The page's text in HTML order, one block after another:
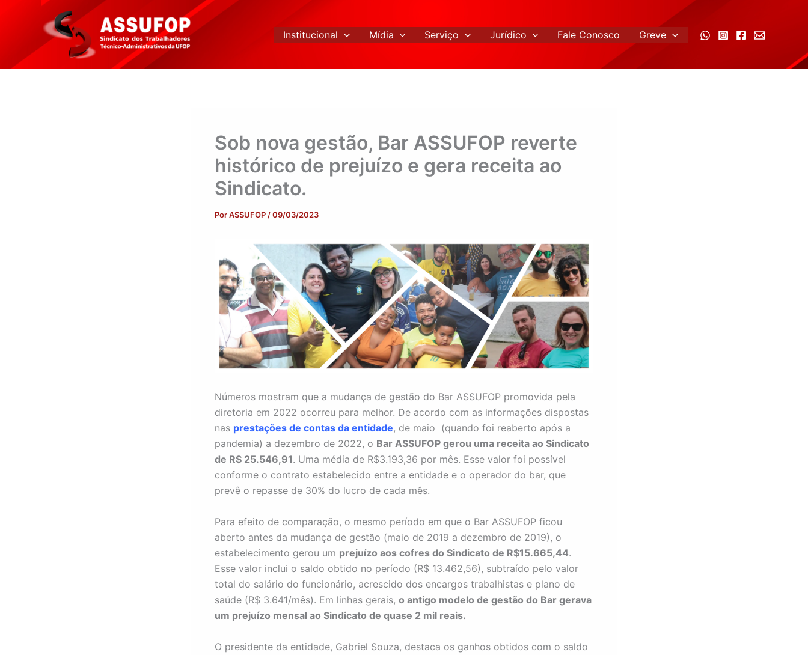
conteúdo
Institucional Mídia Serviço Jurídico Fale Conosco Greve
Sob nova gestão, Bar ASSUFOP reverte
histórico de prejuízo e gera receita ao
Sindicato.
PorASSUFOP /09/03/2023
Números mostram que a mudança de gestão do Bar ASSUFOP promovida pela
diretoria em 2022 ocorreu para melhor. De acordo com as informações dispostas
nas prestações de contas da entidade, de maio (quando foi reaberto após a
pandemia) a dezembro de 2022, o Bar ASSUFOP gerou uma receita ao Sindicato
de R$ 25.546,91. Uma média de R$3.193,36 por mês. Esse valor foi possível
conforme o contrato estabelecido entre a entidade e o operador do bar, que
prevê o repasse de 30% do lucro de cada mês.
Para efeito de comparação, o mesmo período em que o Bar ASSUFOP ficou
aberto antes da mudança de gestão (maio de 2019 a dezembro de 2019), o
estabelecimento gerou um prejuízo aos cofres do Sindicato de R$15.665,44.
Esse valor inclui o saldo obtido no período (R$ 13.462,56), subtraído pelo valor
total do salário do funcionário, acrescido dos encargos trabalhistas e plano de
saúde (R$ 3.641/mês). Em linhas gerais, o antigo modelo de gestão do Bar gerava
um prejuízo mensal ao Sindicato de quase 2 mil reais.
O presidente da entidade, Gabriel Souza, destaca os ganhos obtidos com o saldo